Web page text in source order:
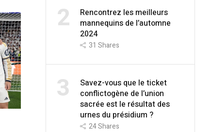
2
Rencontrez les meilleurs
mannequins de l’automne
2024
31 Shares
3
Savez-vous que le ticket
conflictogène de l’union
sacrée est le résultat des
urnes du présidium ?
24Shares